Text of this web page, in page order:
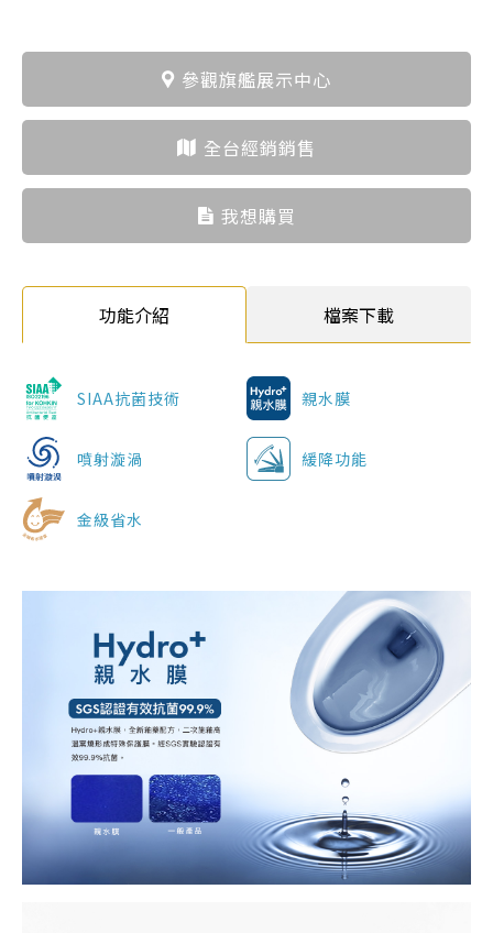
參觀旗艦展示中心
全台經銷銷售
我想購買
功能介紹 檔案下載
SIAA抗菌技術 親水膜
噴射漩渦 緩降功能
金級省水